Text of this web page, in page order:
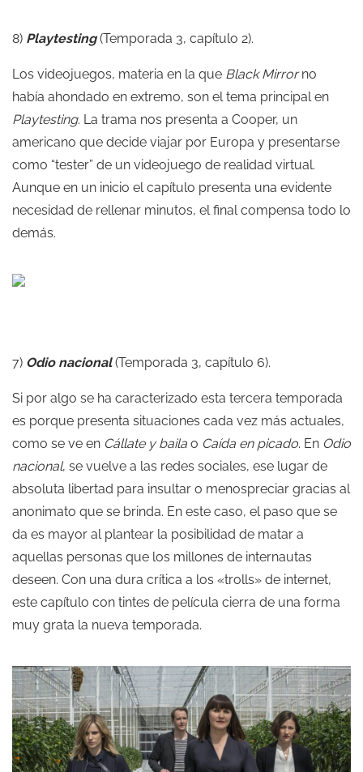
8) Playtesting(Temporada 3, capítulo 2).
Los videojuegos, materia en la que Black Mirrorno
había ahondado en extremo, son el tema principal en
Playtesting. La trama nos presenta a Cooper, un
americano que decide viajar por Europa y presentarse
como “tester” de un videojuego de realidad virtual.
Aunque en un inicio el capítulo presenta una evidente
necesidad de rellenar minutos, el final compensa todo lo
demás.
7) Odio nacional (Temporada 3, capítulo 6).
Si por algo se ha caracterizado esta tercera temporada
es porque presenta situaciones cada vez más actuales,
como se ve en Cállate y baila o Caída en picado. En Odio
nacional, se vuelve a las redes sociales, ese lugar de
absoluta libertad para insultar o menospreciar gracias al
anonimato que se brinda. En este caso, el paso que se
da es mayor al plantear la posibilidad de matar a
aquellas personas que los millones de internautas
deseen. Con una dura crítica a los «trolls» de internet,
este capítulo con tintes de película cierra de una forma
muy grata la nueva temporada.